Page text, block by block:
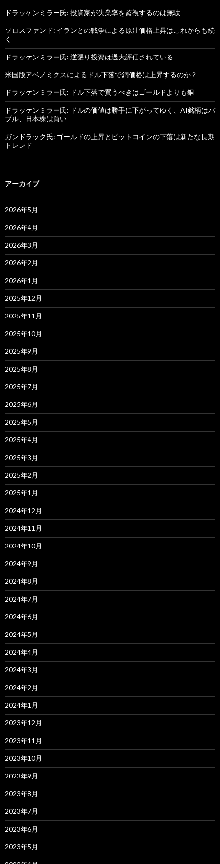
ドラッケンミラー氏: 投資家が失業率を監視するのは無駄
ソロスファンド: イランとの戦争による原油価格上昇はこれからも続
く
ドラッケンミラー氏: 逆張り投資は過大評価されている
米国版アベノミクスによるドル下落で銅価格は上昇するのか？
ドラッケンミラー氏: ドル下落で買うべきはゴールドよりも銅
ドラッケンミラー氏: ドルの価値は勝手に下がってゆく、AI銘柄はバ
ブル、日本株は買い
ガンドラック氏: ゴールドの上昇とビットコインの下落は新たな長期
トレンド
アーカイブ
2026年5月
2026年4月
2026年3月
2026年2月
2026年1月
2025年12月
2025年11月
2025年10月
2025年9月
2025年8月
2025年7月
2025年6月
2025年5月
2025年4月
2025年3月
2025年2月
2025年1月
2024年12月
2024年11月
2024年10月
2024年9月
2024年8月
2024年7月
2024年6月
2024年5月
2024年4月
2024年3月
2024年2月
2024年1月
2023年12月
2023年11月
2023年10月
2023年9月
2023年8月
2023年7月
2023年6月
2023年5月